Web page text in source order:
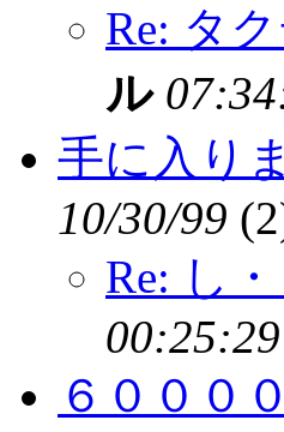
Re: タ
ル
手に入り
10/30/99 (
Re: し
６０００